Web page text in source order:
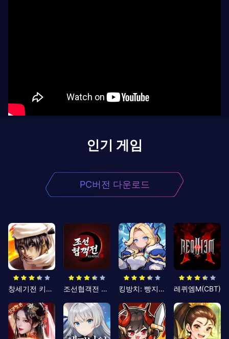
인기 게임
PC버전 다운로드
창세기전 키우기 조선협객전 클래식 킹방치: 빵지의 제왕 레퀴엠M(CBT)